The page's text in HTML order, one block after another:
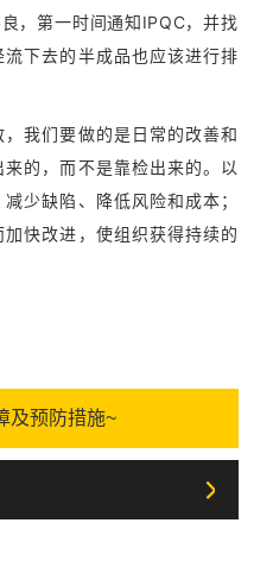
，第一时间通知IPQC，并找
下去的半成品也应该进行排
我们要做的是日常的改善和
的，而不是靠检出来的。以
少缺陷、降低风险和成本；
快改进，使组织获得持续的
及预防措施~